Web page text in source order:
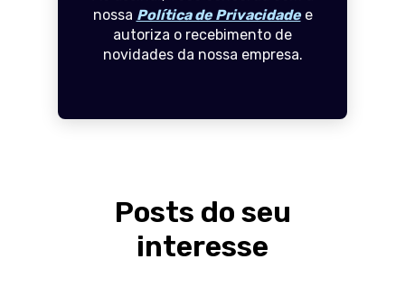
nossa Política de Privacidadee
autoriza o recebimento de
novidades da nossa empresa.
Posts do seu
interesse